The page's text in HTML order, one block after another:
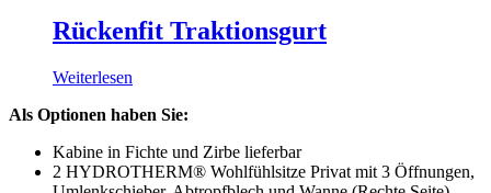
Rückenfit Traktionsgurt
Weiterlesen
Als Optionen haben Sie:
Kabine in Fichte und Zirbe lieferbar
2 HYDROTHERM® Wohlfühlsitze Privat mit 3 Öffnungen,